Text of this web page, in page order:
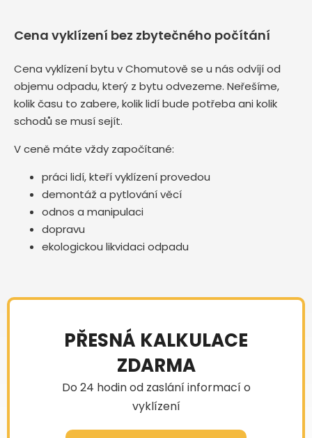
Cena vyklízení bez zbytečného počítání
Cena vyklízení bytu v Chomutově se u nás odvíjí od
objemu odpadu, který z bytu odvezeme. Neřešíme,
kolik času to zabere, kolik lidí bude potřeba ani kolik
schodů se musí sejít.
V ceně máte vždy započítané:
práci lidí, kteří vyklízení provedou
demontáž a pytlování věcí
odnos a manipulaci
dopravu
ekologickou likvidaci odpadu
PŘESNÁ KALKULACE
ZDARMA
Do 24 hodin od zaslání informací o
vyklízení